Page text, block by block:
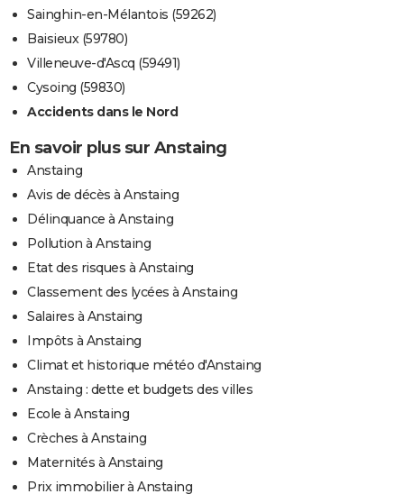
Sainghin-en-Mélantois (59262)
Baisieux (59780)
Villeneuve-d'Ascq (59491)
Cysoing (59830)
Accidents dans le Nord
En savoir plus sur Anstaing
Anstaing
Avis de décès à Anstaing
Délinquance à Anstaing
Pollution à Anstaing
Etat des risques à Anstaing
Classement des lycées à Anstaing
Salaires à Anstaing
Impôts à Anstaing
Climat et historique météo d'Anstaing
Anstaing : dette et budgets des villes
Ecole à Anstaing
Crèches à Anstaing
Maternités à Anstaing
Prix immobilier à Anstaing